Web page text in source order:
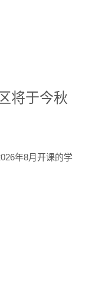
将于今秋
年8月开课的学